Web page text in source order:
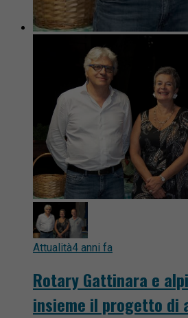
Attualità4 anni fa
Rotary Gattinara e
insieme il progetto